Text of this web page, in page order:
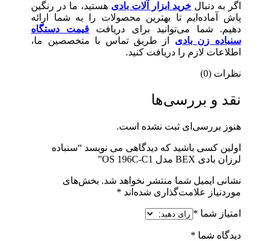
اگر به دنبالخرید ابزار آلات بادی هستید، ما در رنگین
پاش آماده‌ایم تا بهترین محصولات را به شما ارائه
دهیم. شما می‌توانید برای دریافت قیمت دستگاه
سنباده زن بادی از طریق تماس با متخصصین ما،
اطلاعات لازم را دریافت کنید.
نظرات (0)
نقد و بررسی‌ها
هنوز بررسی‌ای ثبت نشده است.
اولین کسی باشید که دیدگاهی می نویسد “سنباده
لرزان بادی BEX مدل OS 196C-C1”
نشانی ایمیل شما منتشر نخواهد شد. بخش‌های
موردنیاز علامت‌گذاری شده‌اند *
امتیاز شما *
دیدگاه شما *